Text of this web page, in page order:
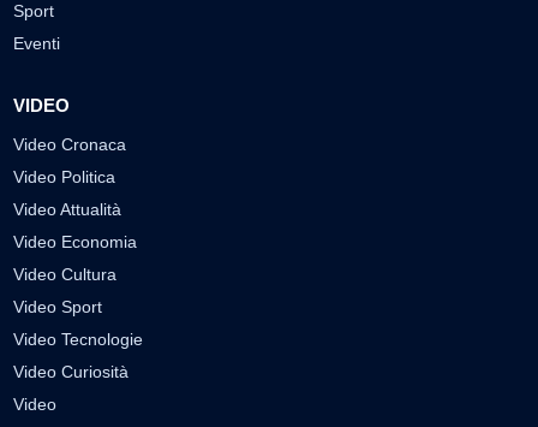
Sport
Eventi
VIDEO
Video Cronaca
Video Politica
Video Attualità
Video Economia
Video Cultura
Video Sport
Video Tecnologie
Video Curiosità
Video